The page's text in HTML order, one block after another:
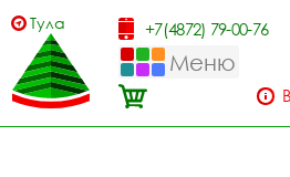
Тула +7(4872) 79-00-76
Меню